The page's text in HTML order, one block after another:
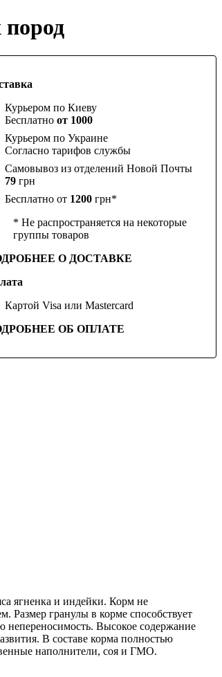
Курьером по Киеву
Бесплатно от 1000
Курьером по Украине
Согласно тарифов службы
Самовывоз из отделений Новой Почты
79 грн
Бесплатно от 1200 грн*
* Не распространяется на некоторые
группы товаров
О ДОСТАВКЕ
Картой Visa или Mastercard
ОБ ОПЛАТЕ
ягненка и индейки. Корм не
Размер гранулы в корме способствует
непереносимость. Высокое содержание
В составе корма полностью
наполнители, соя и ГМО.